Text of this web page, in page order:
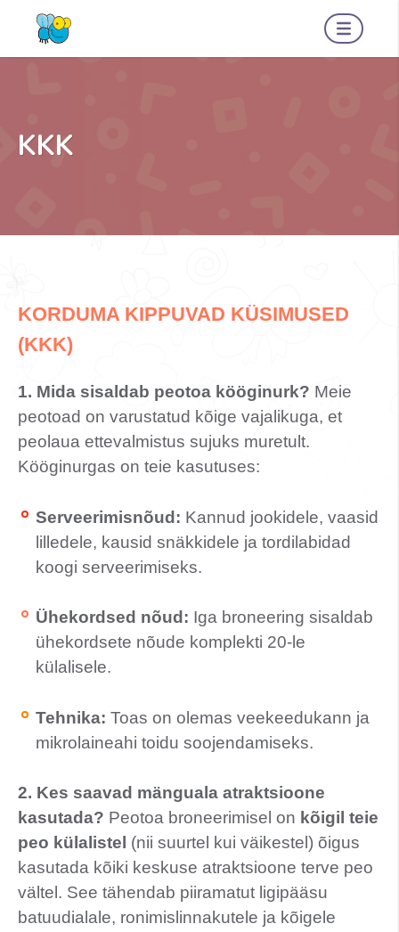
KKK
KORDUMA KIPPUVAD KÜSIMUSED
(KKK)
1. Mida sisaldab peotoa kööginurk? Meie
peotoad on varustatud kõige vajalikuga, et
peolaua ettevalmistus sujuks muretult.
Kööginurgas on teie kasutuses:
Serveerimisnõud: Kannud jookidele, vaasid
lilledele, kausid snäkkidele ja tordilabidad
koogi serveerimiseks.
Ühekordsed nõud: Iga broneering sisaldab
ühekordsete nõude komplekti 20-le
külalisele.
Tehnika: Toas on olemas veekeedukann ja
mikrolaineahi toidu soojendamiseks.
2. Kes saavad mänguala atraktsioone
kasutada? Peotoa broneerimisel on kõigil teie
peo külalistel (nii suurtel kui väikestel) õigus
kasutada kõiki keskuse atraktsioone terve peo
vältel. See tähendab piiramatut ligipääsu
batuudialale, ronimislinnakutele ja kõigele